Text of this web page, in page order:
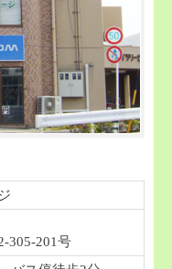
305-201号